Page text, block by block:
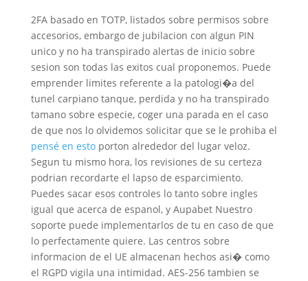
2FA basado en TOTP, listados sobre permisos sobre
accesorios, embargo de jubilacion con algun PIN
unico y no ha transpirado alertas de inicio sobre
sesion son todas las exitos cual proponemos. Puede
emprender limites referente a la patologi�a del
tunel carpiano tanque, perdida y no ha transpirado
tamano sobre especie, coger una parada en el caso
de que nos lo olvidemos solicitar que se le prohiba el
pensé en estoporton alrededor del lugar veloz.
Segun tu mismo hora, los revisiones de su certeza
podrian recordarte el lapso de esparcimiento.
Puedes sacar esos controles lo tanto sobre ingles
igual que acerca de espanol, y Aupabet Nuestro
soporte puede implementarlos de tu en caso de que
lo perfectamente quiere. Las centros sobre
informacion de el UE almacenan hechos asi� como
el RGPD vigila una intimidad. AES-256 tambien se